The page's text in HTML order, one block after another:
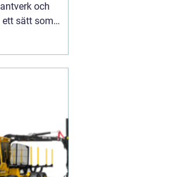
och
sätt som
gör.
I en tid
söker...